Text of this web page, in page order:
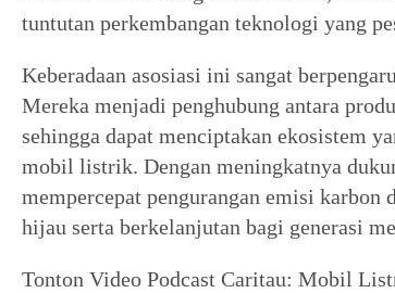
tuntutan perkembangan teknologi yang
Keberadaan asosiasi ini sangat
Mereka menjadi penghubung antara
sehingga dapat menciptakan ekosistem
mobil listrik. Dengan meningkatnya
mempercepat pengurangan emisi karbon
hijau serta berkelanjutan bagi generasi
Tonton Video Podcast Caritau: Mobil